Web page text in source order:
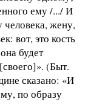
ему /.../ И
человека, жену,
вот, это кость
будет
». (Быт.
сказано: «И
по образу